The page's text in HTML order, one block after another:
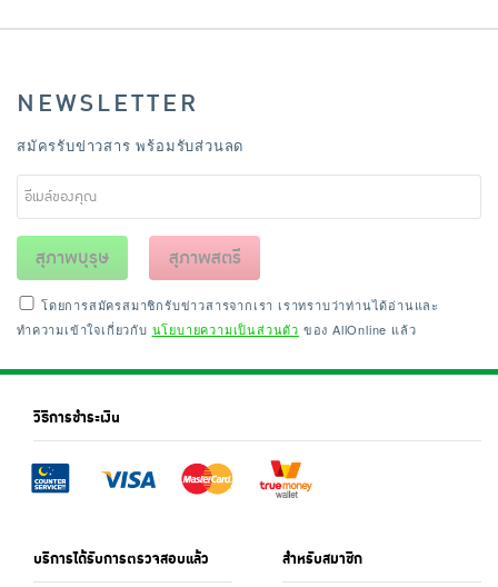
NEWSLETTER
สมัครรับข่าวสาร พร้อมรับส่วนลด
สุภาพบุรุษ สุภาพสตรี
โดยการสมัครสมาชิกรับข่าวสารจากเรา เราทราบว่าท่านได้อ่านและ
ทำความเข้าใจเกี่ยวกับ นโยบายความเป็นส่วนตัว ของ AllOnline แล้ว
วิธีการชำระเงิน
บริการได้รับการตรวจสอบแล้ว สำหรับสมาชิก